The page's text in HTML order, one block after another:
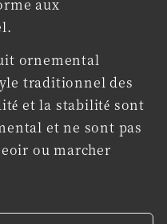
aux
ornemental
traditionnel des
et la stabilité sont
et ne sont pas
ou marcher